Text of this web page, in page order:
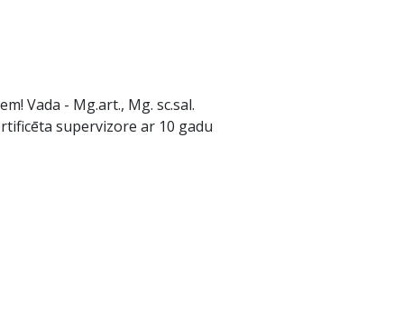
Vada - Mg.art., Mg. sc.sal.
supervizore ar 10 gadu